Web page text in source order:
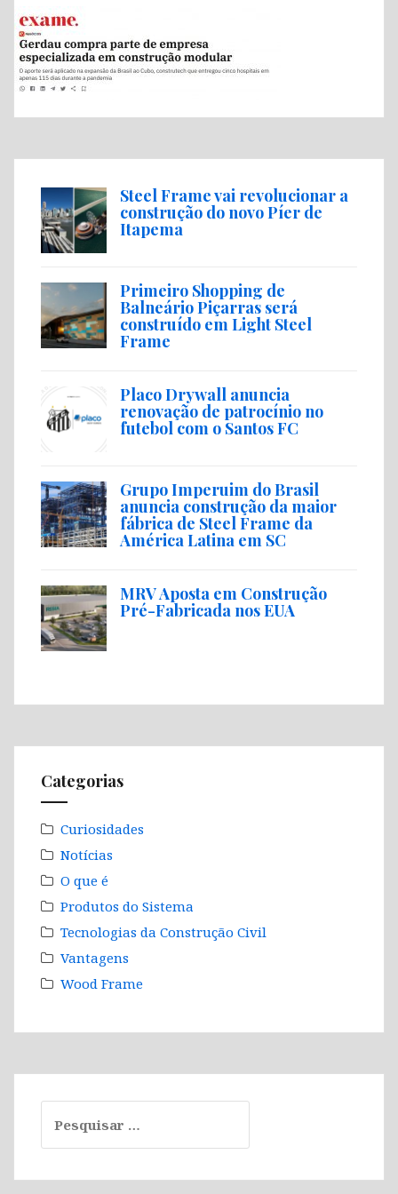
Steel Frame vai revolucionar a
construção do novo Píer de
Itapema
Primeiro Shopping de
Balneário Piçarras será
construído em Light Steel
Frame
Placo Drywall anuncia
renovação de patrocínio no
futebol com o Santos FC
Grupo Imperuim do Brasil
anuncia construção da maior
fábrica de Steel Frame da
América Latina em SC
MRV Aposta em Construção
Pré-Fabricada nos EUA
Categorias
Curiosidades
Notícias
O que é
Produtos do Sistema
Tecnologias da Construção Civil
Vantagens
Wood Frame
por: